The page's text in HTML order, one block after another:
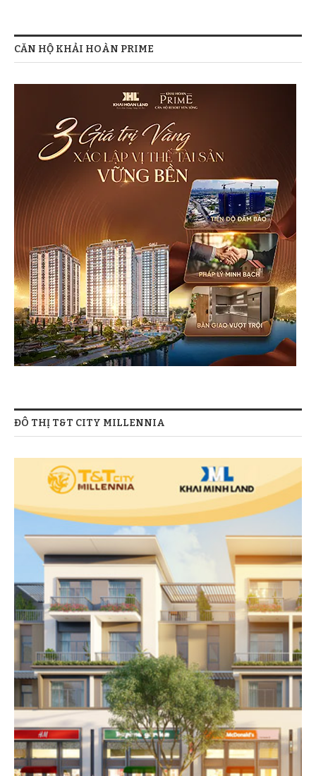
CĂN HỘ KHẢI HOÀN PRIME
ĐÔ THỊ T&T CITY MILLENNIA